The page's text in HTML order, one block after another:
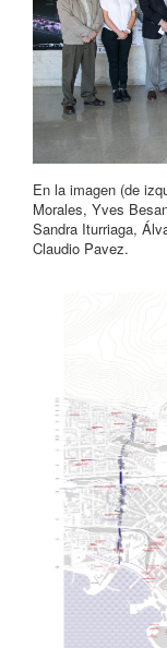
En la imagen (de
Morales, Yves
Sandra Iturriaga,
Claudio Pavez.